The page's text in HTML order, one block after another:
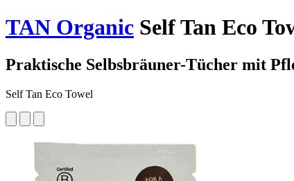
TAN Organic Self Tan Eco
Praktische Selbsbräuner-Tücher mit
Self Tan Eco Towel